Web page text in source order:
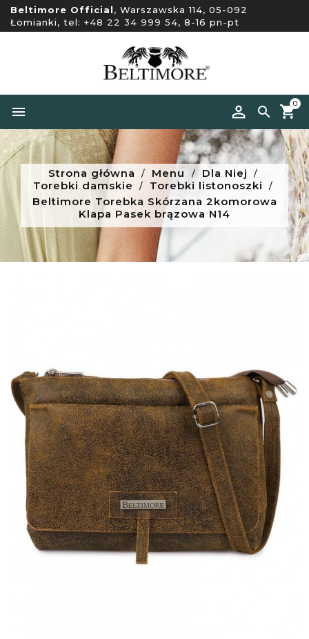
Beltimore Official, Warszawska 114, 05-092
Łomianki, tel: +48 22 34 999 54, 8-16 pn-pt


0
Strona główna Menu
Dla Niej
Torebki damskie
Torebki listonoszki
Beltimore Torebka Skórzana 2komorowa
Klapa Pasek brązowa N14